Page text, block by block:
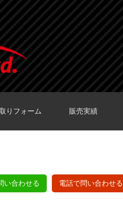
りフォーム 販売実績
い合わせる 電話で問い合わせる